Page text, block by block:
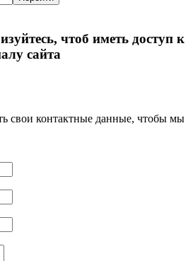
чтоб иметь доступ к
сайта
свои контактные данные, чтобы мы